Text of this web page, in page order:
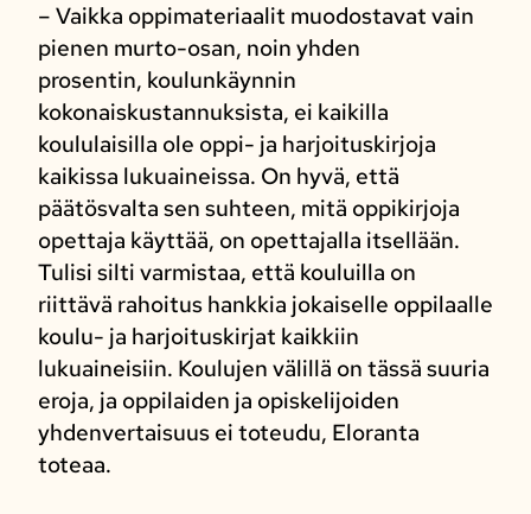
– Vaikka oppimateriaalit muodostavat vain
pienen murto-osan, noin yhden
prosentin, koulunkäynnin
kokonaiskustannuksista, ei kaikilla
koululaisilla ole oppi- ja harjoituskirjoja
kaikissa lukuaineissa. On hyvä, että
päätösvalta sen suhteen, mitä oppikirjoja
opettaja käyttää, on opettajalla itsellään.
Tulisi silti varmistaa, että kouluilla on
riittävä rahoitus hankkia jokaiselle oppilaalle
koulu- ja harjoituskirjat kaikkiin
lukuaineisiin. Koulujen välillä on tässä suuria
eroja, ja oppilaiden ja opiskelijoiden
yhdenvertaisuus ei toteudu, Eloranta
toteaa.